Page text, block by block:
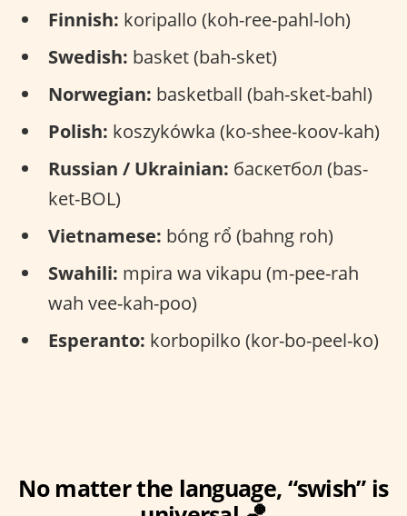
Finnish: koripallo (koh-ree-pahl-loh)
Swedish: basket (bah-sket)
Norwegian: basketball (bah-sket-bahl)
Polish: koszykówka (ko-shee-koov-kah)
Russian / Ukrainian: баскетбол (bas-
ket-BOL)
Vietnamese: bóng rổ (bahng roh)
Swahili: mpira wa vikapu (m-pee-rah
wah vee-kah-poo)
Esperanto: korbopilko (kor-bo-peel-ko)
No matter the language, “swish” is